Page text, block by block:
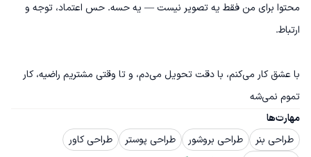
محتوا برای من فقط یه تصویر نیست — یه حسه. حس اعتماد، توجه و
با عشق کار می‌کنم، با دقت تحویل می‌دم، و تا وقتی مشتریم راضیه، کار
تموم نمی‌شه
مهارت‌ها
طراحی بنر
طراحی بروشور طراحی پوستر
طراحی کاور